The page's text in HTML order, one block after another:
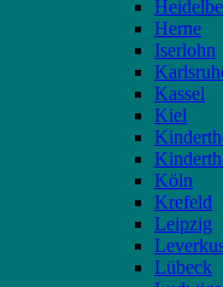
Herne
Iserlohn
Kassel
Kiel
Köln
Krefeld
Leipzig
Lübeck